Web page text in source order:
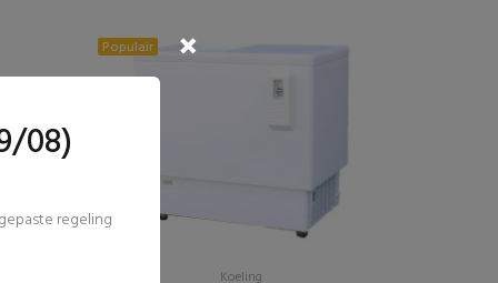
Populair
Koeling
08)
regeling